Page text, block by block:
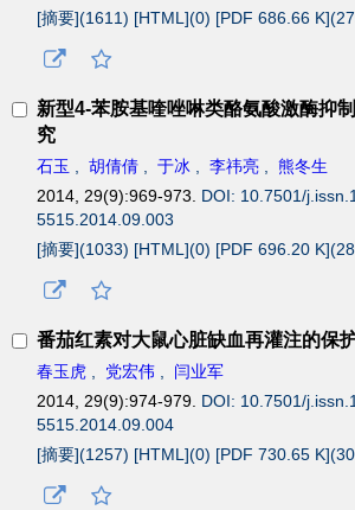
[摘要](1611) [HTML](0) [PDF 686.66 K](
新型4-苯胺基喹唑啉类酪氨酸激酶抑
究
石玉 , 胡倩倩 , 于冰 , 李祎亮 , 熊冬生
2014, 29(9):969-973. DOI: 10.7501/
5515.2014.09.003
[摘要](1033) [HTML](0) [PDF 696.20 K](
番茄红素对大鼠心脏缺血再灌注的保
春玉虎 , 党宏伟 ,
闫业军
2014, 29(9):974-979. DOI: 10.7501/
5515.2014.09.004
[摘要](1257) [HTML](0) [PDF 730.65 K](